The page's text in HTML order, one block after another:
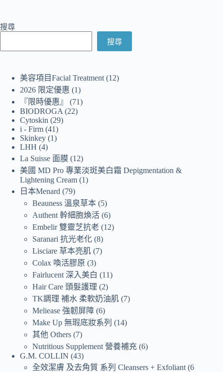
搜尋
搜尋
美容項目Facial Treatment 12
2026 限定優惠
1
『限時優惠』
71
BIODROGA
22
Cytoskin
29
i - Firm 41
Skinkey 1
LHH 4
La Suisse 面膜 12
美國 MD Pro 專業淡斑美白霜 Depigmentation &
Lightening Cream 1
日本Menard
79
Beauness 溫泉草本 5
Authent 幹細胞煥活 6
Embelir 雙靈芝抗老 12
Saranari 抗光老化 8
Lisciare 草本亮肌 7
Colax 喚活膠原 3
Fairlucent 深入美白
11
Hair Care 頭髮護理
2
TK調理 補水 柔軟奶油肌 7
Meliease 強韌屏障 6
Make Up 無瑕底妝系列
14
其他 Others 7
Nutritious Supplement 營養補充 6
G.M. COLLIN 43
全效潔膚 及去角質 系列 Cleansers + Exfoliant 6